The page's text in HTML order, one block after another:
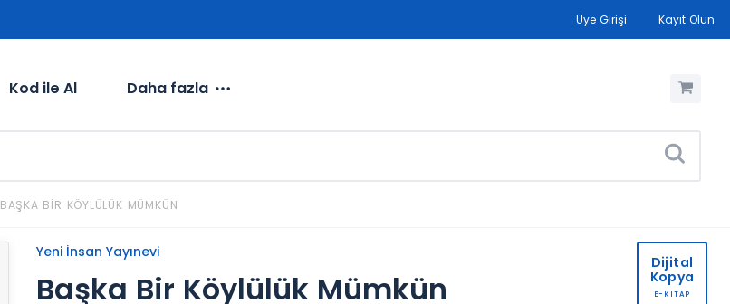
Üye Girişi Kayıt Olun
Kod ile Al Daha fazla
BAŞKA BIR KÖYLÜLÜK MÜMKÜN
Yeni İnsan Yayınevi
Başka Bir Köylülük Mümkün
Dijital
Kopya
E-KİTAP